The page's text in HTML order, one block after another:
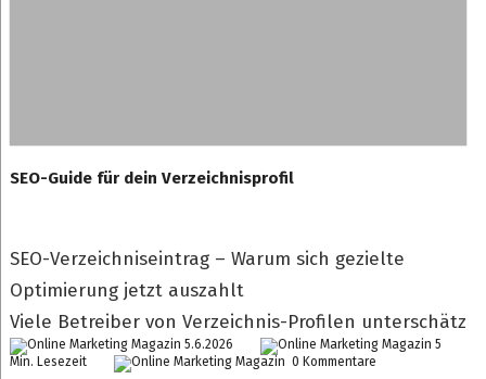
SEO-Guide für dein Verzeichnisprofil
SEO-Verzeichniseintrag – Warum sich gezielte
Optimierung jetzt auszahlt
Viele Betreiber von Verzeichnis-Profilen unterschätz
5.6.2026
5
Min. Lesezeit
0 Kommentare